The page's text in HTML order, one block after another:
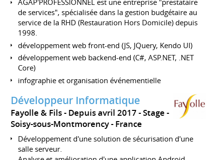
AGAP'PROFESSIONNEL est une entreprise "prestataire
de services", spécialisée dans la gestion budgétaire au
service de la RHD (Restauration Hors Domicile) depuis
1998.
développement web front-end (JS, JQuery, Kendo UI)
développement web backend-end (C#, ASP.NET, .NET
Core)
infographie et organisation événementielle
Développeur Informatique
Fayolle & Fils Depuis avril 2017 Stage
Soisy-sous-Montmorency
France
Développement d'une solution de sécurisation d'une
salle serveur.